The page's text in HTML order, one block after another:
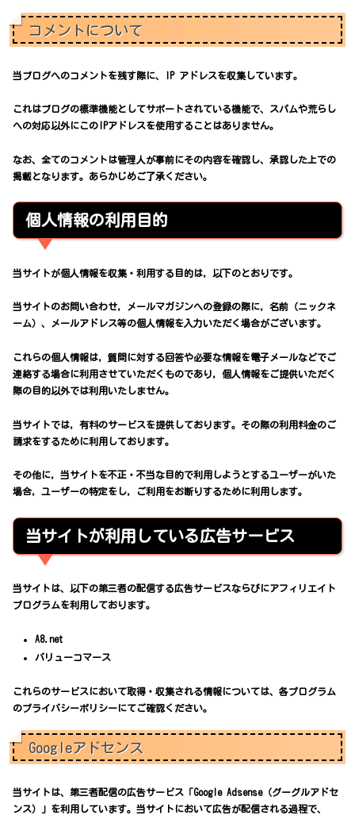
コメントについて
当ブログへのコメントを残す際に、IP アドレスを収集しています。
これはブログの標準機能としてサポートされている機能で、スパムや荒らし
への対応以外にこのIPアドレスを使用することはありません。
なお、全てのコメントは管理人が事前にその内容を確認し、承認した上での
掲載となります。あらかじめご了承ください。
個人情報の利用目的
当サイトが個人情報を収集・利用する目的は，以下のとおりです。
当サイトのお問い合わせ，メールマガジンへの登録の際に，名前（ニックネ
ーム）、メールアドレス等の個人情報を入力いただく場合がございます。
これらの個人情報は，質問に対する回答や必要な情報を電子メールなどでご
連絡する場合に利用させていただくものであり，個人情報をご提供いただく
際の目的以外では利用いたしません。
当サイトでは，有料のサービスを提供しております。その際の利用料金のご
請求をするために利用しております。
その他に，当サイトを不正・不当な目的で利用しようとするユーザーがいた
場合，ユーザーの特定をし，ご利用をお断りするために利用します。
当サイトが利用している広告サービス
当サイトは、以下の第三者の配信する広告サービスならびにアフィリエイト
プログラムを利用しております。
A8.net
バリューコマース
これらのサービスにおいて取得・収集される情報については、各プログラム
のプライバシーポリシーにてご確認ください。
Googleアドセンス
当サイトは、第三者配信の広告サービス「Google Adsense（グーグルアドセ
ンス）」を利用しています。当サイトにおいて広告が配信される過程で、